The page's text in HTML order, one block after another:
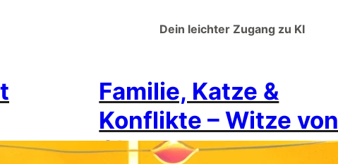
Dein leichter Zugang zu KI
Familie, Katze &
Konflikte – Witze von
Chatgpt